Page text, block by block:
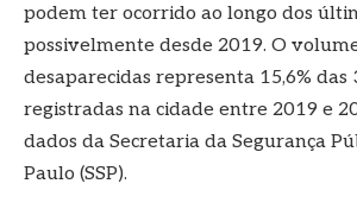
podem ter ocorrido ao longo dos
possivelmente desde 2019. O
desaparecidas representa 15,6% das
registradas na cidade entre 2019 e
dados da Secretaria da Segurança
Paulo (SSP).